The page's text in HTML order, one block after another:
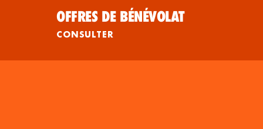
OFFRES DE BÉNÉVOLAT
CONSULTER